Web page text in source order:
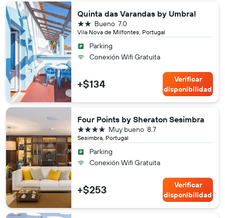
Quinta das Varandas by Umbral
Vila Nova de Milfontes, Portugal
7.0
Bueno
2 estrellas
Parking
Conexión Wifi Gratuita
+$134
Verificar
disponibilidad
Four Points by Sheraton Sesimbra
Sesimbra, Portugal
8.7
Muy bueno
4 estrellas
Parking
Conexión Wifi Gratuita
+$253
Verificar
disponibilidad